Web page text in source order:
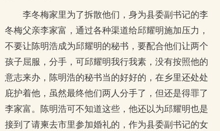
李冬梅家里为了拆散他们，身为县委副书记的李
冬梅父亲李家富，通过各种渠道给邱耀明施加压力，
不要让陈明浩成为邱耀明的秘书，要配合他们让两个
孩子屈服，分手，可邱耀明我行我素，没有按照他的
意志来办，陈明浩的秘书当的好好的，在乡里还处处
庇护着他，虽然最终他们两人分手了，但还是得罪了
李家富。陈明浩可不知道这些，他还以为邱耀明也是
接到了请柬去市里参加婚礼的，作为县委副书记的女